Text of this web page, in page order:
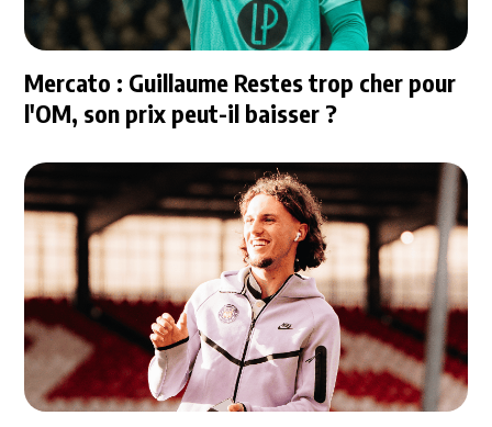
Mercato : Guillaume Restes trop cher pour
l'OM, son prix peut-il baisser ?